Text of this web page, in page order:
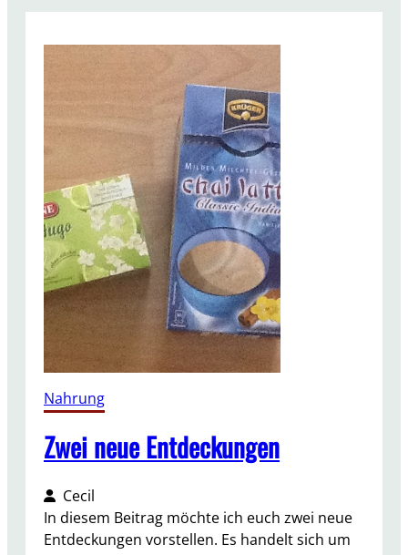
-
n
b
b
e
r
e
i
e
n
–
e
n
i
r
Ü
Nahrung
Zwei neue Entdeckungen
Cecil
In diesem Beitrag möchte ich euch zwei neue
Entdeckungen vorstellen. Es handelt sich um